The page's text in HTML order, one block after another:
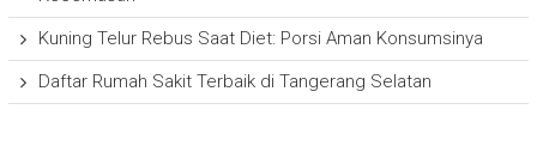
Kuning Telur Rebus Saat Diet: Porsi Aman Konsumsinya
Daftar Rumah Sakit Terbaik di Tangerang Selatan